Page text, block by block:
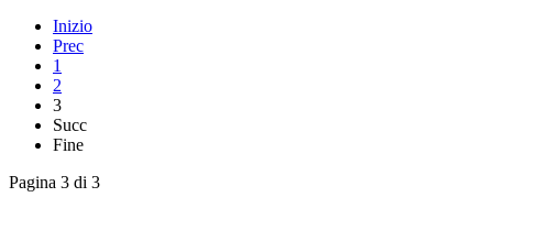
Inizio
Prec
1
2
3
Succ
Fine
Pagina 3 di 3